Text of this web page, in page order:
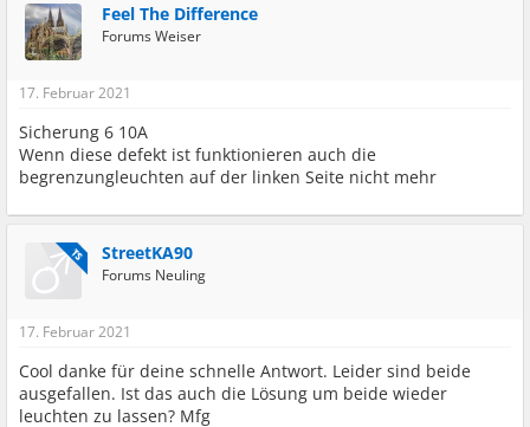
Feel The Difference
Forums Weiser
17. Februar 2021
Sicherung 6 10A
Wenn diese defekt ist funktionieren auch die
begrenzungleuchten auf der linken Seite nicht mehr
TS StreetKA90
Forums Neuling
17. Februar 2021
Cool danke für deine schnelle Antwort. Leider sind beide
ausgefallen. Ist das auch die Lösung um beide wieder
leuchten zu lassen? Mfg